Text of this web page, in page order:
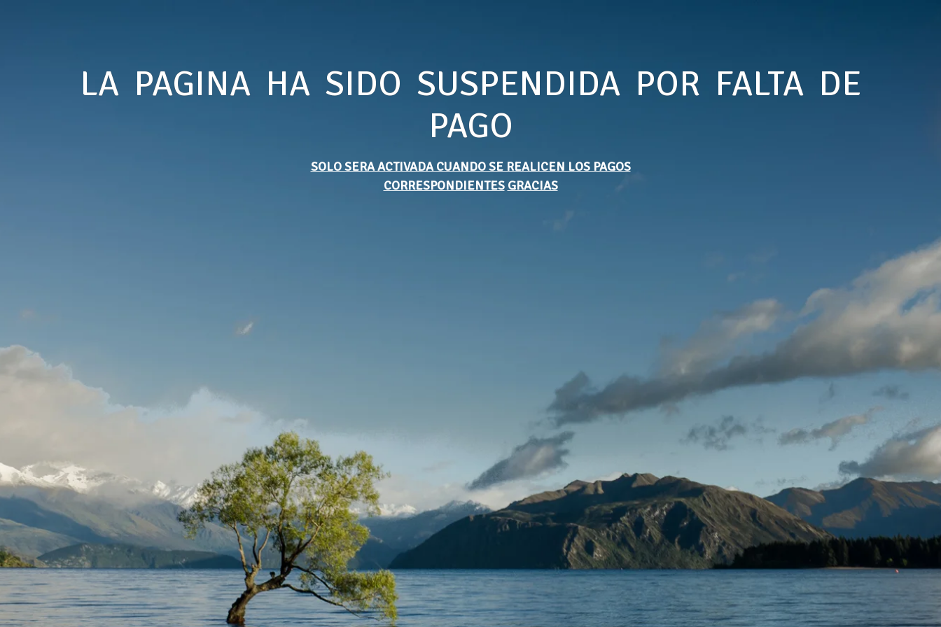
LA PAGINA HA SIDO SUSPENDIDA POR FALTA DE
PAGO
SOLO SERA ACTIVADA CUANDO SE REALICEN LOS PAGOS
CORRESPONDIENTES GRACIAS